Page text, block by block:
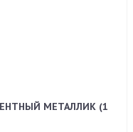
МЕТАЛЛИК (1